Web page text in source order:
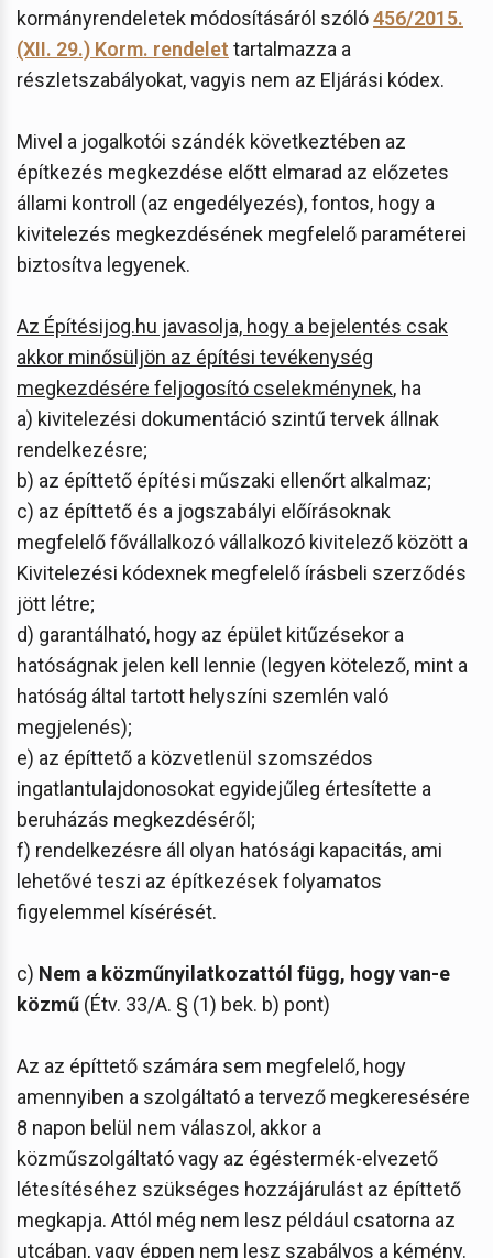
kormányrendeletek módosításáról szóló456/2015.
(XII. 29.) Korm. rendelet tartalmazza a
részletszabályokat, vagyis nem az Eljárási kódex.
Mivel a jogalkotói szándék következtében az
építkezés megkezdése előtt elmarad az előzetes
állami kontroll (az engedélyezés), fontos, hogy a
kivitelezés megkezdésének megfelelő paraméterei
biztosítva legyenek.
Az Építésijog.hu javasolja, hogy a bejelentés csak
akkor minősüljön az építési tevékenység
megkezdésére feljogosító cselekménynek, ha
a) kivitelezési dokumentáció szintű tervek állnak
rendelkezésre;
b) az építtető építési műszaki ellenőrt alkalmaz;
c) az építtető és a jogszabályi előírásoknak
megfelelő fővállalkozó vállalkozó kivitelező között a
Kivitelezési kódexnek megfelelő írásbeli szerződés
jött létre;
d) garantálható, hogy az épület kitűzésekor a
hatóságnak jelen kell lennie (legyen kötelező, mint a
hatóság által tartott helyszíni szemlén való
megjelenés);
e) az építtető a közvetlenül szomszédos
ingatlantulajdonosokat egyidejűleg értesítette a
beruházás megkezdéséről;
f) rendelkezésre áll olyan hatósági kapacitás, ami
lehetővé teszi az építkezések folyamatos
figyelemmel kísérését.
c) Nem a közműnyilatkozattól függ, hogy van-e
közmű (Étv. 33/A. § (1) bek. b) pont)
Az az építtető számára sem megfelelő, hogy
amennyiben a szolgáltató a tervező megkeresésére
8 napon belül nem válaszol, akkor a
közműszolgáltató vagy az égéstermék-elvezető
létesítéséhez szükséges hozzájárulást az építtető
megkapja. Attól még nem lesz például csatorna az
utcában, vagy éppen nem lesz szabályos a kémény.